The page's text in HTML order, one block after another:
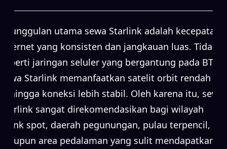
Keunggulan utama sewa Starlink adalah kecepatan
internet yang konsisten dan jangkauan luas. Tidak
seperti jaringan seluler yang bergantung pada BTS,
sewa Starlink memanfaatkan satelit orbit rendah
sehingga koneksi lebih stabil. Oleh karena itu, sewa
Starlink sangat direkomendasikan bagi wilayah
blank spot, daerah pegunungan, pulau terpencil,
maupun area pedalaman yang sulit mendapatkan